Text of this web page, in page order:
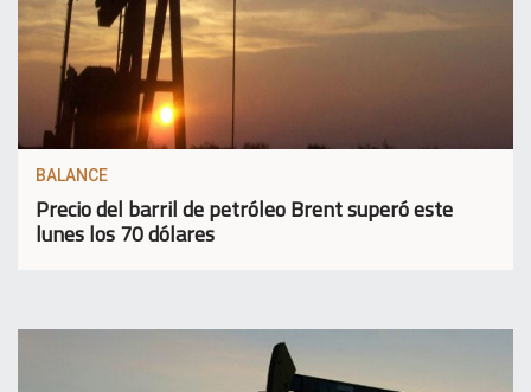
BALANCE
Precio del barril de petróleo Brent superó este
lunes los 70 dólares